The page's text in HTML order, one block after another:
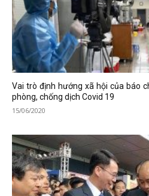
Vai trò định hướng xã hội của báo
phòng, chống dịch Covid 19
15/06/2020